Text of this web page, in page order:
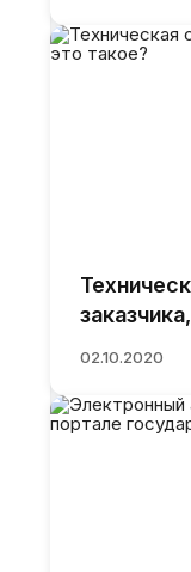
02.10.2020